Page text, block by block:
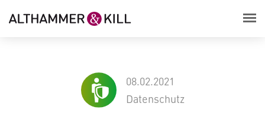
08.02.2021
Datenschutz